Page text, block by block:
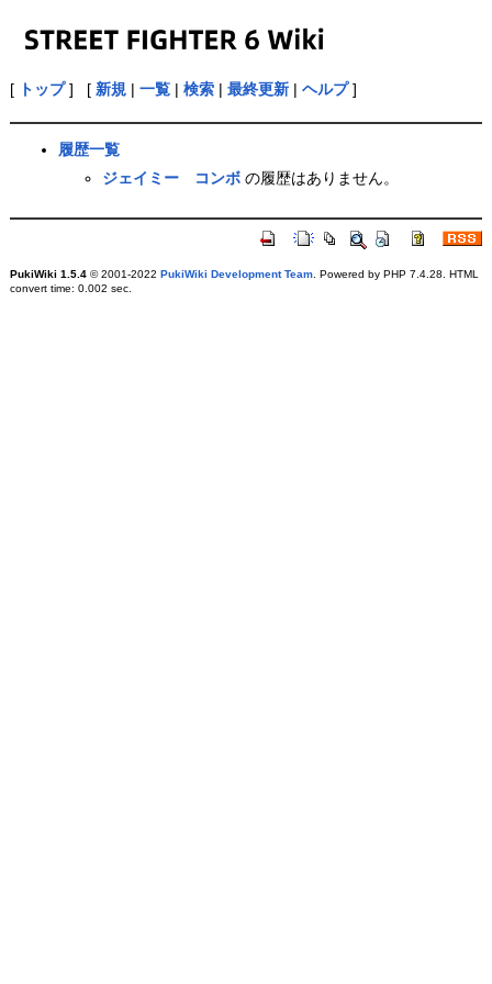
[ トップ] [ 新規| 一覧| 検索| 最終更新| ヘルプ]
履歴一覧
ジェイミー コンボの履歴はありません。
PukiWiki 1.5.4© 2001-2022 PukiWiki Development Team. Powered by PHP 7.4.28. HTML
convert time: 0.002 sec.